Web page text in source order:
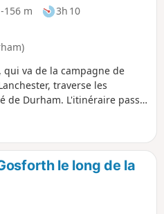
-156 m
3h 10
va de la campagne de
traverse les
de Durham. L'itinéraire passe
des terres agricoles.
le long de la